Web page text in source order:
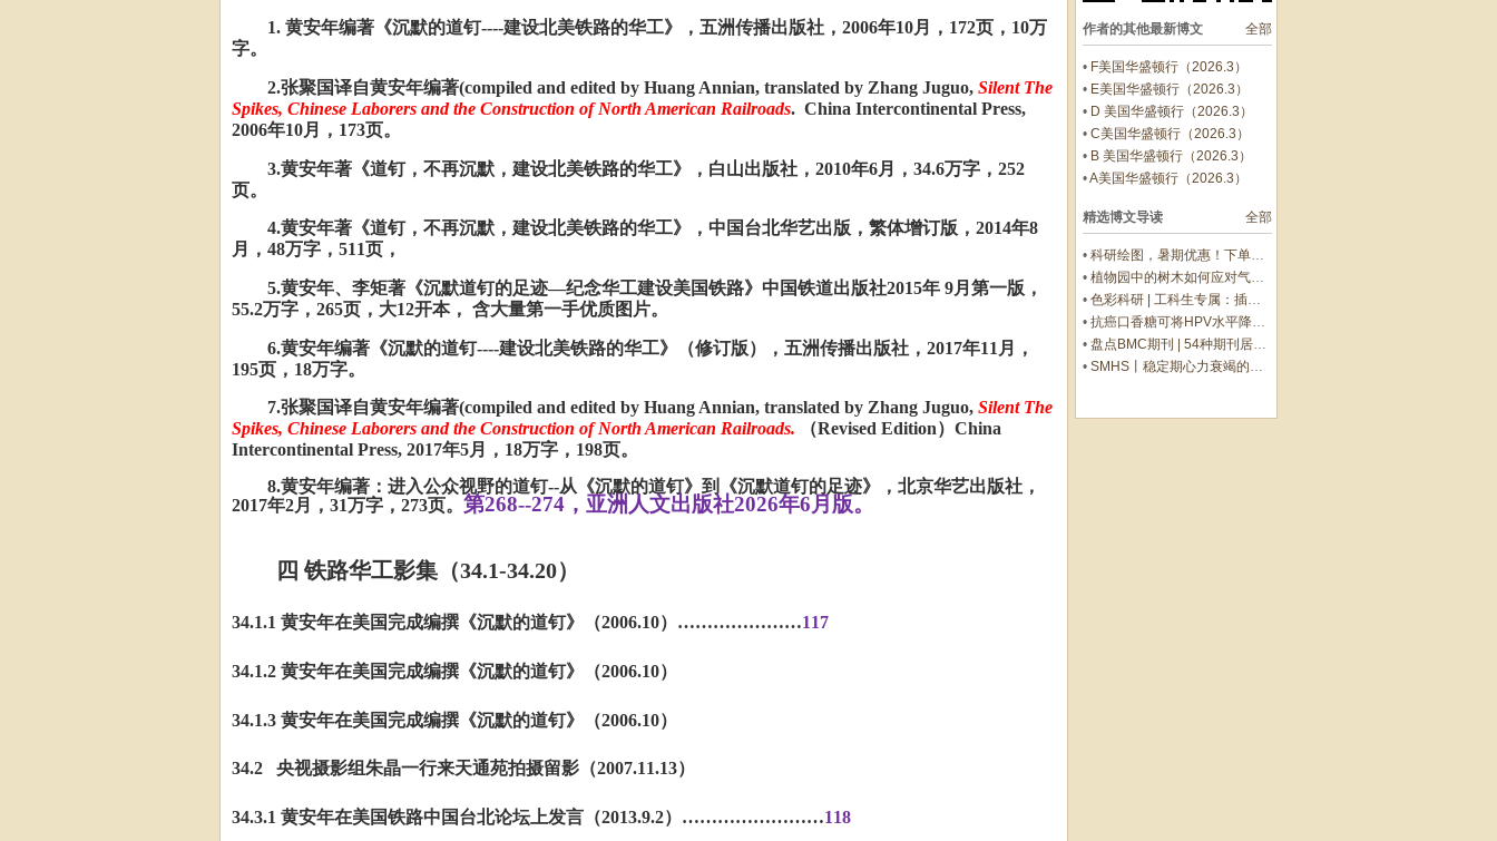
1. 黄安年编著《沉默的道钉----建设北美铁路的华工》，五洲传播出版社，2006年10月，172页，10万
字。
2.张聚国译自黄安年编著(compiled and edited by Huang Annian, translated by Zhang Juguo, Silent The
Spikes, Chinese Laborers and the Construction of North American Railroads. China Intercontinental Press,
2006年10月，173页。
3.黄安年著《道钉，不再沉默，建设北美铁路的华工》，白山出版社，2010年6月，34.6万字，252
页。
4.黄安年著《道钉，不再沉默，建设北美铁路的华工》，中国台北华艺出版，繁体增订版，2014年8
月，48万字，511页，
5.黄安年、李矩著《沉默道钉的足迹—纪念华工建设美国铁路》中国铁道出版社2015年 9月第一版，
55.2万字，265页，大12开本， 含大量第一手优质图片。
6.黄安年编著《沉默的道钉----建设北美铁路的华工》（修订版），五洲传播出版社，2017年11月，
195页，18万字。
7.张聚国译自黄安年编著(compiled and edited by Huang Annian, translated by Zhang Juguo, Silent The
Spikes, Chinese Laborers and the Construction of North American Railroads.
（Revised Edition）China
Intercontinental Press, 2017年5月，18万字，198页。
8.黄安年编著：进入公众视野的道钉--从《沉默的道钉》到《沉默道钉的足迹》，北京华艺出版社，
2017年2月，31万字，273页。 第268--274，亚洲人文出版社2026年6月版。
四 铁路华工影集（34.1-34.20）
34.1.1 黄安年在美国完成编撰《沉默的道钉》（2006.10） …………………117
34.1.2 黄安年在美国完成编撰《沉默的道钉》（2006.10）
34.1.3 黄安年在美国完成编撰《沉默的道钉》（2006.10）
34.2 央视摄影组朱晶一行来天通苑拍摄留影（2007.11.13）
34.3.1 黄安年在美国铁路中国台北论坛上发言（2013.9.2） ……………………118
全部
作者的其他最新博文
• F美国华盛顿行（2026.3）
• E美国华盛顿行（2026.3）
• D 美国华盛顿行（2026.3）
• C美国华盛顿行（2026.3）
• B 美国华盛顿行（2026.3）
•A美国华盛顿行（2026.3）
全部
精选博文导读
• 科研绘图，暑期优惠！下单立减500元
• 植物园中的树木如何应对气候变化带来的挑战
• 色彩科研 | 工科生专属：插图配色灵感库
• 抗癌口香糖可将HPV水平降低93%
• 盘点BMC期刊 | 54种期刊居领域Top 10，IF高至47
• SMHS丨稳定期心力衰竭的运动康复：策略与机制